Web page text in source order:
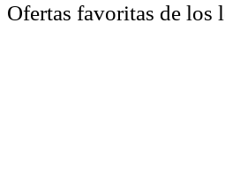
Ofertas favoritas de los